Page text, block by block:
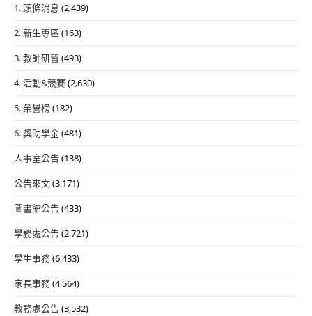
1. 頭條消息 (2,439)
2. 新生專區 (163)
3. 教師研習 (493)
4. 活動&競賽(2,630)
5. 榮譽榜(182)
6. 獎助學金(481)
人事室公告(138)
公告來文(3,171)
圖書館公告(433)
學務處公告(2,721)
學生事務(6,433)
家長事務(4,564)
教務處公告(3,532)